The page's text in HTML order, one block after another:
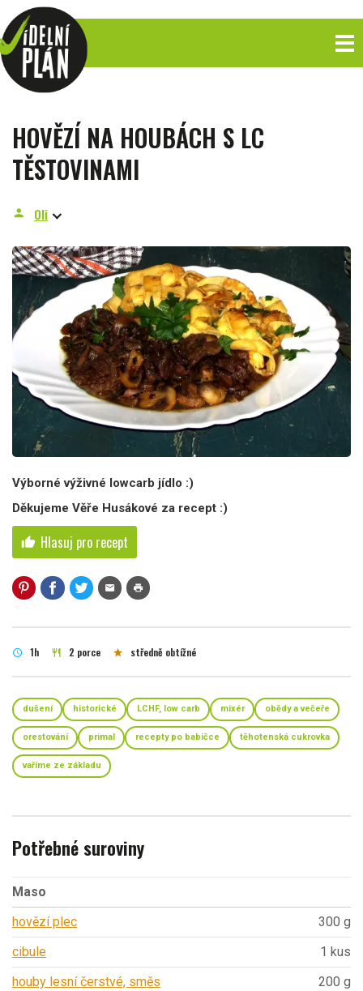
HOVĚZÍ NA HOUBÁCH S LC
TĚSTOVINAMI
person Oli
Výborné výživné lowcarb jídlo :)
Děkujeme Věře Husákové za recept :)
thumb_up Hlasuj pro recept
mail print
schedule 1h restaurant 2 porce star středně obtížné
dušení historické LCHF, low carb mixér obědy a večeře
orestování primal recepty po babičce těhotenská cukrovka
vaříme ze základu
Potřebné suroviny
Maso
hovězí plec
300 g
cibule
1 kus
houby lesní čerstvé, směs
200 g